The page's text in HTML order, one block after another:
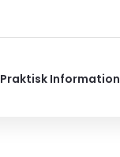
Praktisk Information